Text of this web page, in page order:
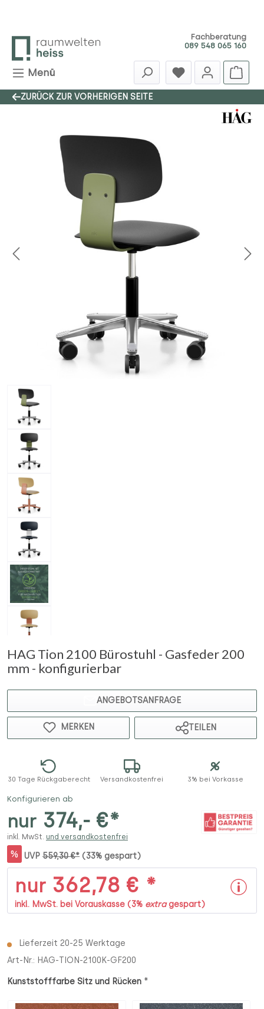
Fachberatung
089 548 065 160
Menü
ZURÜCK ZUR VORHERIGEN SEITE
HAG Tion 2100 Bürostuhl - Gasfeder 200
mm - konfigurierbar
Bildergalerie überspringen
ANGEBOTSANFRAGE
MERKEN TEILEN
30 Tage Rückgaberecht Versandkostenfrei 3% bei Vorkasse
Konfigurieren ab
nur 374,- €*
inkl. MwSt. und versandkostenfrei
% UVP 559,30 €* (33% gespart)
nur 362,78 € *
inkl. MwSt. bei Vorauskasse (3% extragespart)
Lieferzeit 20-25 Werktage
Art-Nr.: HAG-TION-2100K-GF200
Kunststofffarbe Sitz und Rücken *